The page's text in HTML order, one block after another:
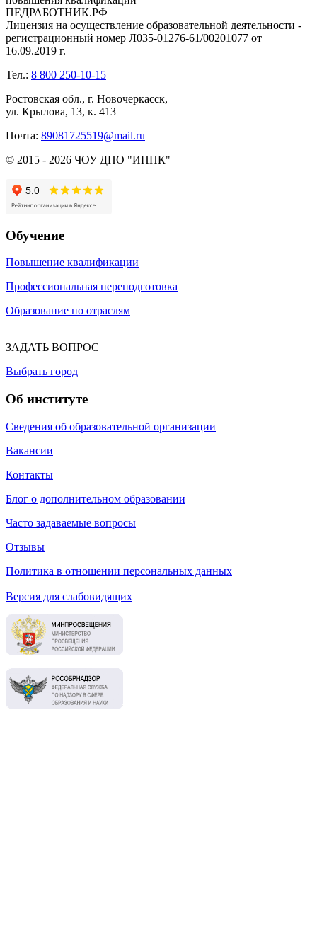
ПЕДРАБОТНИК.РФ
Лицензия на осуществление образовательной деятельности -
регистрационный номер Л035-01276-61/00201077 от
16.09.2019 г.
Тел.: 8 800 250-10-15
Ростовская обл., г. Новочеркасск,
ул. Крылова, 13, к. 413
Почта: 89081725519@mail.ru
© 2015 - 2026 ЧОУ ДПО "ИППК"
Обучение
Повышение квалификации
Профессиональная переподготовка
Образование по отраслям
ЗАДАТЬ ВОПРОС
Выбрать город
Об институте
Сведения об образовательной организации
Вакансии
Контакты
Блог о дополнительном образовании
Часто задаваемые вопросы
Отзывы
Политика в отношении персональных данных
Версия для слабовидящих